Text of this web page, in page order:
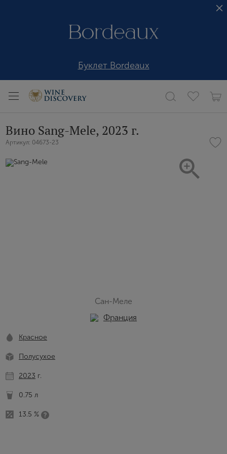
Буклет Bordeaux
Вино Sang-Mele, 2023 г.
Артикул: 04673-23
Сан-Меле
Франция
Красное
Полусухое
2023 г.
0.75 л
13.5 %